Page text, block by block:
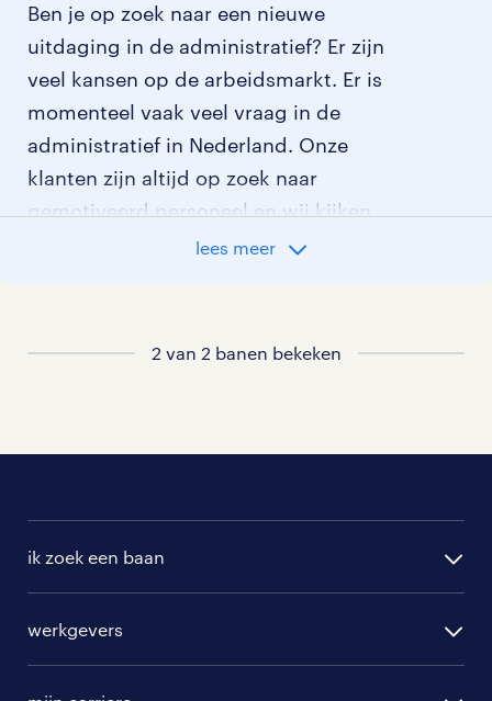
Ben je op zoek naar een nieuwe
uitdaging in de administratief? Er zijn
veel kansen op de arbeidsmarkt. Er is
momenteel vaak veel vraag in de
administratief in Nederland. Onze
klanten zijn altijd op zoek naar
gemotiveerd personeel en wij kijken
graag samen met je naar de organisatie
lees meer
2 van 2 banen bekeken
ik zoek een baan
werkgevers